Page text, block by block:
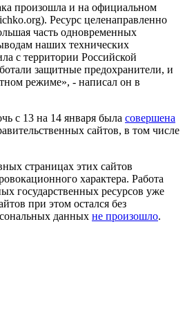
произошла и на официальном
Ресурс целенаправленно
часть одновременных
наших технических
с территории Российской
защитные предохранители, и
режиме», - написал он в
с 13 на 14 января была совершена
сайтов, в том числе
страницах этих сайтов
характера. Работа
государственных ресурсов уже
при этом остался без
данных не произошло.